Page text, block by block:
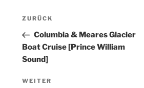
Beitragsnavigation
Vorheriger
Beitrag
ZURÜCK
Columbia & Meares Glacier
Boat Cruise [Prince William
Sound]
Nächster
WEITER